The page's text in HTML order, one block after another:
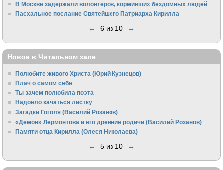
В Москве задержали волонтеров, кормивших бездомных людей
Пасхальное послание Святейшего Патриарха Кирилла
← 6 из 10 →
Новое в Читальном зале
Полюбите живого Христа (Юрий Кузнецов)
Плач о самом себе
Ты зачем полюбила поэта
Надоело качаться листку
Загадки Гоголя (Василий Розанов)
«Демон» Лермонтова и его древние родичи (Василий Розанов)
Памяти отца Кирилла (Олеся Николаева)
← 5 из 10 →